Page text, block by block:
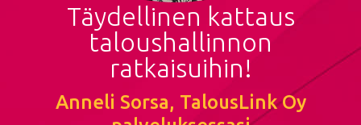
Täydellinen kattaus
taloushallinnon
ratkaisuihin!
Anneli Sorsa, TalousLink Oy